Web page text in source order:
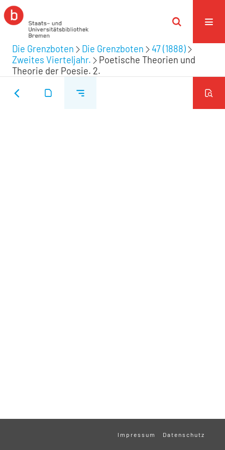
Die Grenzboten Die Grenzboten
47 (1888)
Zweites Vierteljahr.
Poetische Theorien und
Theorie der Poesie. 2.
Impressum Datenschutz